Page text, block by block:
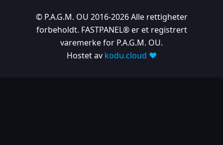
© P.A.G.M. OU 2016-2026 Alle rettigheter
forbeholdt. FASTPANEL® er et registrert
varemerke for P.A.G.M. OU.
Hostet av kodu.cloud ❤️